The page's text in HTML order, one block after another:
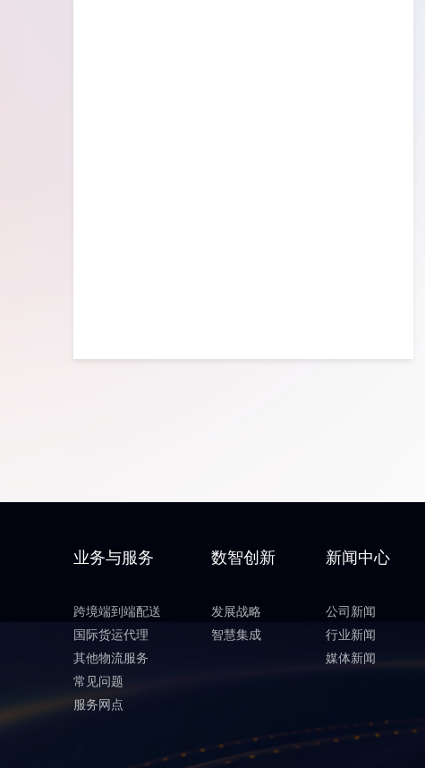
业务与服务
跨境端到端配送
国际货运代理
其他物流服务
常见问题
服务网点
数智创新
发展战略
智慧集成
新闻中心
公司新闻
行业新闻
媒体新闻